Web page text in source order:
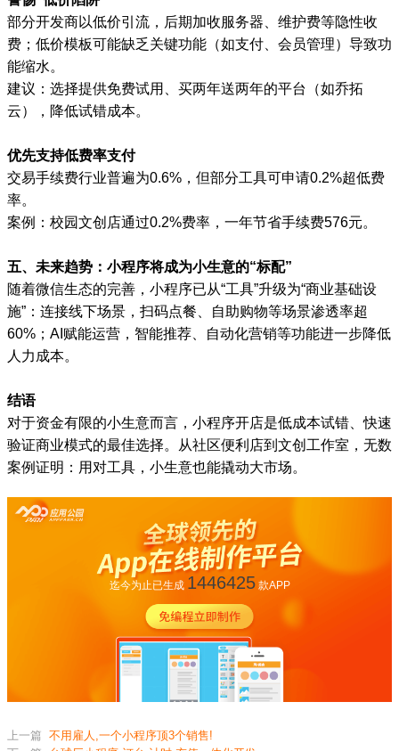
部分开发商以低价引流，后期加收服务器、维护费等隐性收
费；低价模板可能缺乏关键功能（如支付、会员管理）导致功
能缩水。
建议：选择提供免费试用、买两年送两年的平台（如乔拓
云），降低试错成本。
优先支持低费率支付
交易手续费行业普遍为0.6%，但部分工具可申请0.2%超低费
率。
案例：校园文创店通过0.2%费率，一年节省手续费576元。
五、未来趋势：小程序将成为小生意的“标配”
随着微信生态的完善，小程序已从“工具”升级为“商业基础设
施”：连接线下场景，扫码点餐、自助购物等场景渗透率超
60%；AI赋能运营，智能推荐、自动化营销等功能进一步降低
人力成本。
结语
对于资金有限的小生意而言，小程序开店是低成本试错、快速
验证商业模式的最佳选择。从社区便利店到文创工作室，无数
案例证明：用对工具，小生意也能撬动大市场。
迄今为止已生成 1446425款APP
上一篇 不用雇人,一个小程序顶3个销售!